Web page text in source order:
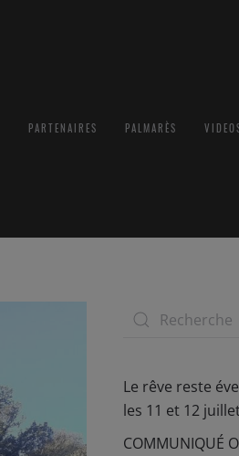
PARTENAIRES PALMARÈS
Le rêve reste
les 11 et 12
COMMUNIQUÉ